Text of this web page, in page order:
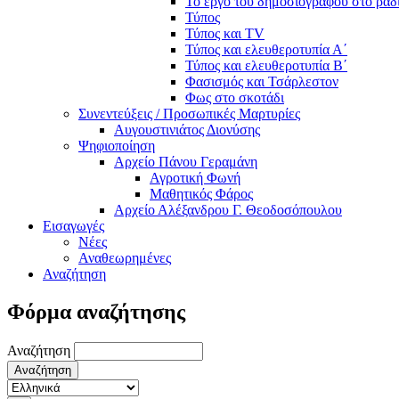
Τύπος
Τύπος και TV
Τύπος και ελευθεροτυπία Α΄
Τύπος και ελευθεροτυπία Β΄
Φασισμός και Τσάρλεστον
Φως στο σκοτάδι
Συνεντεύξεις / Προσωπικές Μαρτυρίες
Αυγουστινιάτος Διονύσης
Ψηφιοποίηση
Αρχείο Πάνου Γεραμάνη
Αγροτική Φωνή
Μαθητικός Φάρος
Αρχείο Αλέξανδρου Γ. Θεοδοσόπουλου
Εισαγωγές
Νέες
Αναθεωρημένες
Αναζήτηση
Φόρμα αναζήτησης
Αναζήτηση